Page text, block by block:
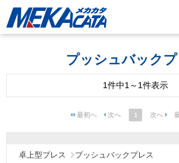
プッシュバック
1件中1～1件表示
1
卓上型プレス プッシュバックプレス